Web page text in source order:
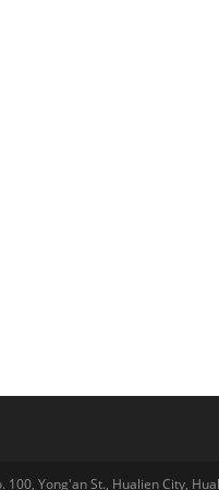
100, Yong'an St., Hualien City,